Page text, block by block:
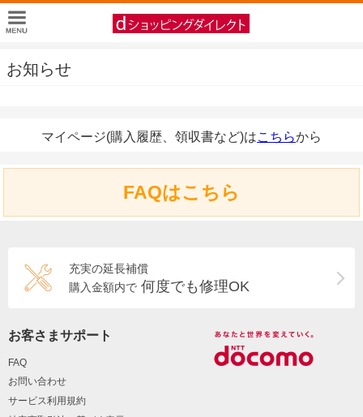
お知らせ
マイページ(購入履歴、領収書など)はこちらから
FAQはこちら
充実の延長補償
購入金額内で 何度でも修理OK
お客さまサポート
FAQ
お問い合わせ
サービス利用規約